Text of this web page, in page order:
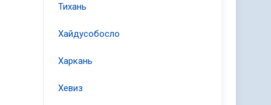
Тихань
Хайдусобосло
Харкань
Хевиз